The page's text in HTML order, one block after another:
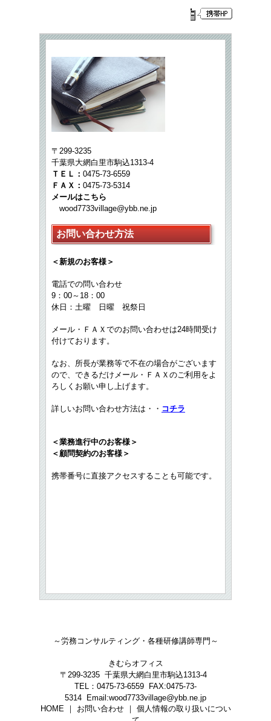
〒299-3235
千葉県大網白里市駒込1313-4
ＴＥＬ： 0475-73-6559
ＦＡＸ： 0475-73-5314
メールはこちら
wood7733village@ybb.ne.jp
お問い合わせ方法
＜新規のお客様＞
電話での問い合わせ
9：00～18：00
休日：土曜 日曜 祝祭日
メール・ＦＡＸでのお問い合わせは24時間受け
付けております。
なお、所長が業務等で不在の場合がございます
ので、できるだけメール・ＦＡＸのご利用をよ
ろしくお願い申し上げます。
詳しいお問い合わせ方法は・・ コチラ
＜業務進行中のお客様＞
＜顧問契約のお客様＞
携帯番号に直接アクセスすることも可能です。
～労務コンサルティング・各種研修講師専門～
きむらオフィス
〒299-3235 千葉県大網白里市駒込1313-4
TEL：0475-73-6559 FAX:0475-73-
5314 Email:wood7733village@ybb.ne.jp
HOME ｜ お問い合わせ ｜ 個人情報の取り扱いについ